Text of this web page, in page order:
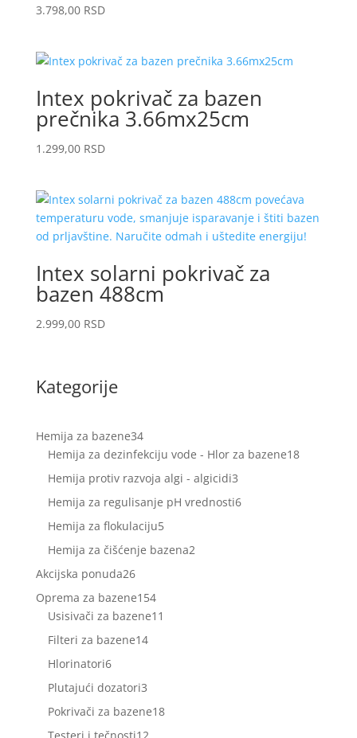
3.798,00RSD
Intex pokrivač za bazen
prečnika 3.66mx25cm
1.299,00RSD
Intex solarni pokrivač za
bazen 488cm
2.999,00RSD
Kategorije
Hemija za bazene3434
proizvoda
Hemija za dezinfekciju vode - Hlor za bazene1818
Hemija protiv razvoja algi - algicidi33
proizvoda
Hemija za regulisanje pH vrednosti66
Hemija za flokulaciju55
proizvoda
Hemija za čišćenje bazena22
Akcijska ponuda2626
proizvoda
Oprema za bazene154154
proizvoda
Usisivači za bazene11
Filteri za bazene1414
Hlorinatori66
proizvoda
Plutajući dozatori33
proizvoda
Pokrivači za bazene1818
Testeri i tečnosti1212